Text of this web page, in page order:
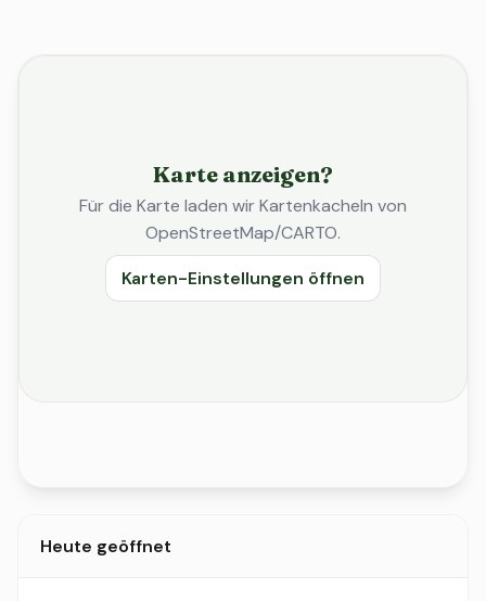
Karte anzeigen?
Für die Karte laden wir Kartenkacheln von
OpenStreetMap/CARTO.
Karten-Einstellungen öffnen
Heute geöffnet